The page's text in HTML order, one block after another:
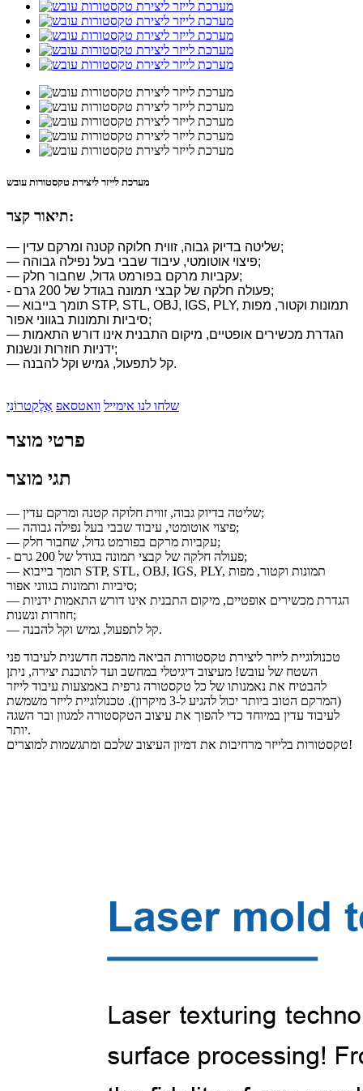
מערכת לייזר ליצירת טקסטורות עובש
תיאור קצר:
— שליטה בדיוק גבוה, זווית חלוקה קטנה ומרקם עדין;
— פיצוי אוטומטי, עיבוד שבבי בעל נפילה גבוהה;
— עקביות מרקם בפורמט גדול, שחבור חלק;
- פעולה חלקה של קבצי תמונה בגודל של 200 גרם;
— תומך בייבוא ​​STP, STL, OBJ, IGS, PLY, תמונות וקטור, מפות
סיביות ותמונות בגווני אפור;
— הגדרת מכשירים אופטיים, מיקום התבנית אינו דורש התאמות
ידניות חוזרות ונשנות;
— קל לתפעול, גמיש וקל להבנה.
שלחו לנו אימייל וואטסאפ אֶלֶקטרוֹנִי
פרטי מוצר
תגי מוצר
— שליטה בדיוק גבוה, זווית חלוקה קטנה ומרקם עדין;
— פיצוי אוטומטי, עיבוד שבבי בעל נפילה גבוהה;
— עקביות מרקם בפורמט גדול, שחבור חלק;
- פעולה חלקה של קבצי תמונה בגודל של 200 גרם;
— תומך בייבוא ​​STP, STL, OBJ, IGS, PLY, תמונות וקטור, מפות
סיביות ותמונות בגווני אפור;
— הגדרת מכשירים אופטיים, מיקום התבנית אינו דורש התאמות ידניות
חוזרות ונשנות;
— קל לתפעול, גמיש וקל להבנה.
טכנולוגיית לייזר ליצירת טקסטורות הביאה מהפכה חדשנית לעיבוד פני
השטח של עובש! מעיצוב דיגיטלי במחשב ועד לתוכנת יצירה, ניתן
להבטיח את נאמנותו של כל טקסטורה גרפית באמצעות עיבוד לייזר
(המרקם הטוב ביותר יכול להגיע ל-3 מיקרון). טכנולוגיית לייזר משמשת
לעיבוד עדין במיוחד כדי להפוך את עיצוב הטקסטורה למגוון ובר השגה
יותר.
טקסטורות בלייזר מרחיבות את דמיון העיצוב שלכם ומתגשמות למוצרים!